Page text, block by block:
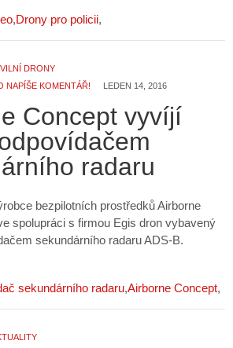
Drony pro policii
DRONY
NAPÍŠE KOMENTÁŘ!
LEDEN 14, 2016
Concept vyvíjí
radaru
bezpilotních prostředků Airborne
spolupráci s firmou Egis dron vybavený
sekundárního radaru ADS-B.
sekundárního radaru Airborne Concept